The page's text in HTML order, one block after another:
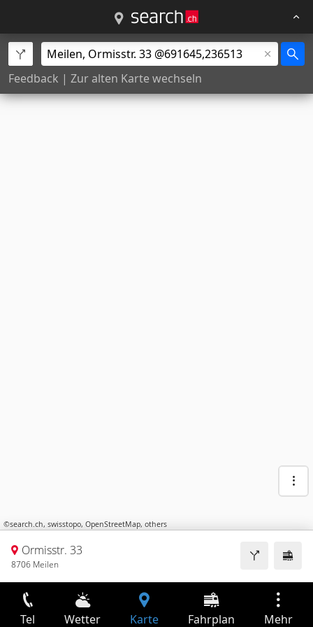
Feedback | Zur alten Karte wechseln
©search.ch, swisstopo, OpenStreetMap, others
Ormisstr. 33
8706 Meilen
Tel Wetter Karte Fahrplan Mehr